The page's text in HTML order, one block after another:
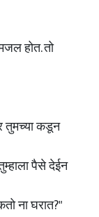
होत. तो
तुमच्या कडून
पैसे देईन
ना घरात?"